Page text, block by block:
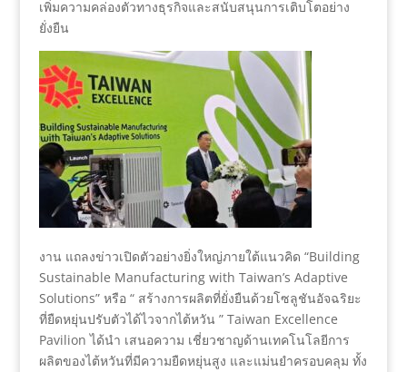
เพิ่มความคล่องตัวทางธุรกิจและสนับสนุนการเติบโตอย่าง
ยั่งยืน
งาน แถลงข่าวเปิดตัวอย่างยิ่งใหญ่ภายใต้แนวคิด “Building
Sustainable Manufacturing with Taiwan’s Adaptive
Solutions” หรือ “ สร้างการผลิตที่ยั่งยืนด้วยโซลูชันอัจฉริยะ
ที่ยืดหยุ่นปรับตัวได้ไวจากไต้หวัน ” Taiwan Excellence
Pavilion ได้นำ เสนอความ เชี่ยวชาญด้านเทคโนโลยีการ
ผลิตของไต้หวันที่มีความยืดหยุ่นสูง และแม่นยำครอบคลุม ทั้ง